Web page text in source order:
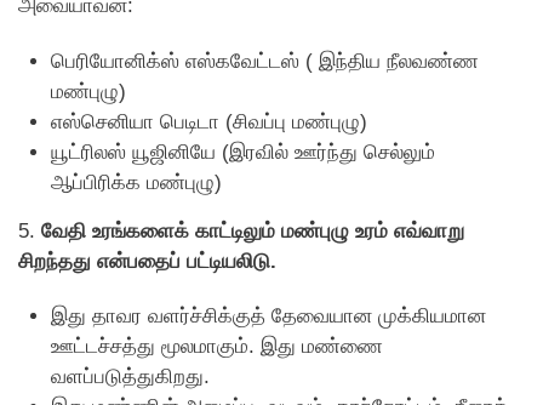
அவையாவன:
பெரியோனிக்ஸ் எஸ்கவேட்டஸ் ( இந்திய நீலவண்ண
மண்புழு)
எஸ்செனியா பெடிடா (சிவப்பு மண்புழு)
யூட்ரிலஸ் யூஜினியே (இரவில் ஊர்ந்து செல்லும்
ஆப்பிரிக்க மண்புழு)
5. வேதி உரங்களைக் காட்டிலும் மண்புழு உரம் எவ்வாறு
சிறந்தது என்பதைப் பட்டியலிடு.
இது தாவர வளர்ச்சிக்குத் தேவையான முக்கியமான
ஊட்டச்சத்து மூலமாகும். இது மண்ணை
வளப்படுத்துகிறது.